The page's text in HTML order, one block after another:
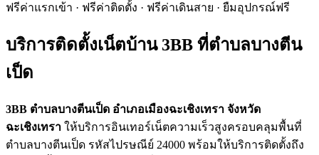
ฟรีค่าแรกเข้า · ฟรีค่าติดตั้ง · ฟรีค่าเดินสาย · ยืมอุปกรณ์ฟรี
บริการติดตั้งเน็ตบ้าน 3BB ที่ตำบลบางตีน
เป็ด
3BB ตำบลบางตีนเป็ด อำเภอเมืองฉะเชิงเทรา จังหวัด
ฉะเชิงเทรา ให้บริการอินเทอร์เน็ตความเร็วสูงครอบคลุมพื้นที่
ตำบลบางตีนเป็ด รหัสไปรษณีย์ 24000 พร้อมให้บริการติดตั้งถึง